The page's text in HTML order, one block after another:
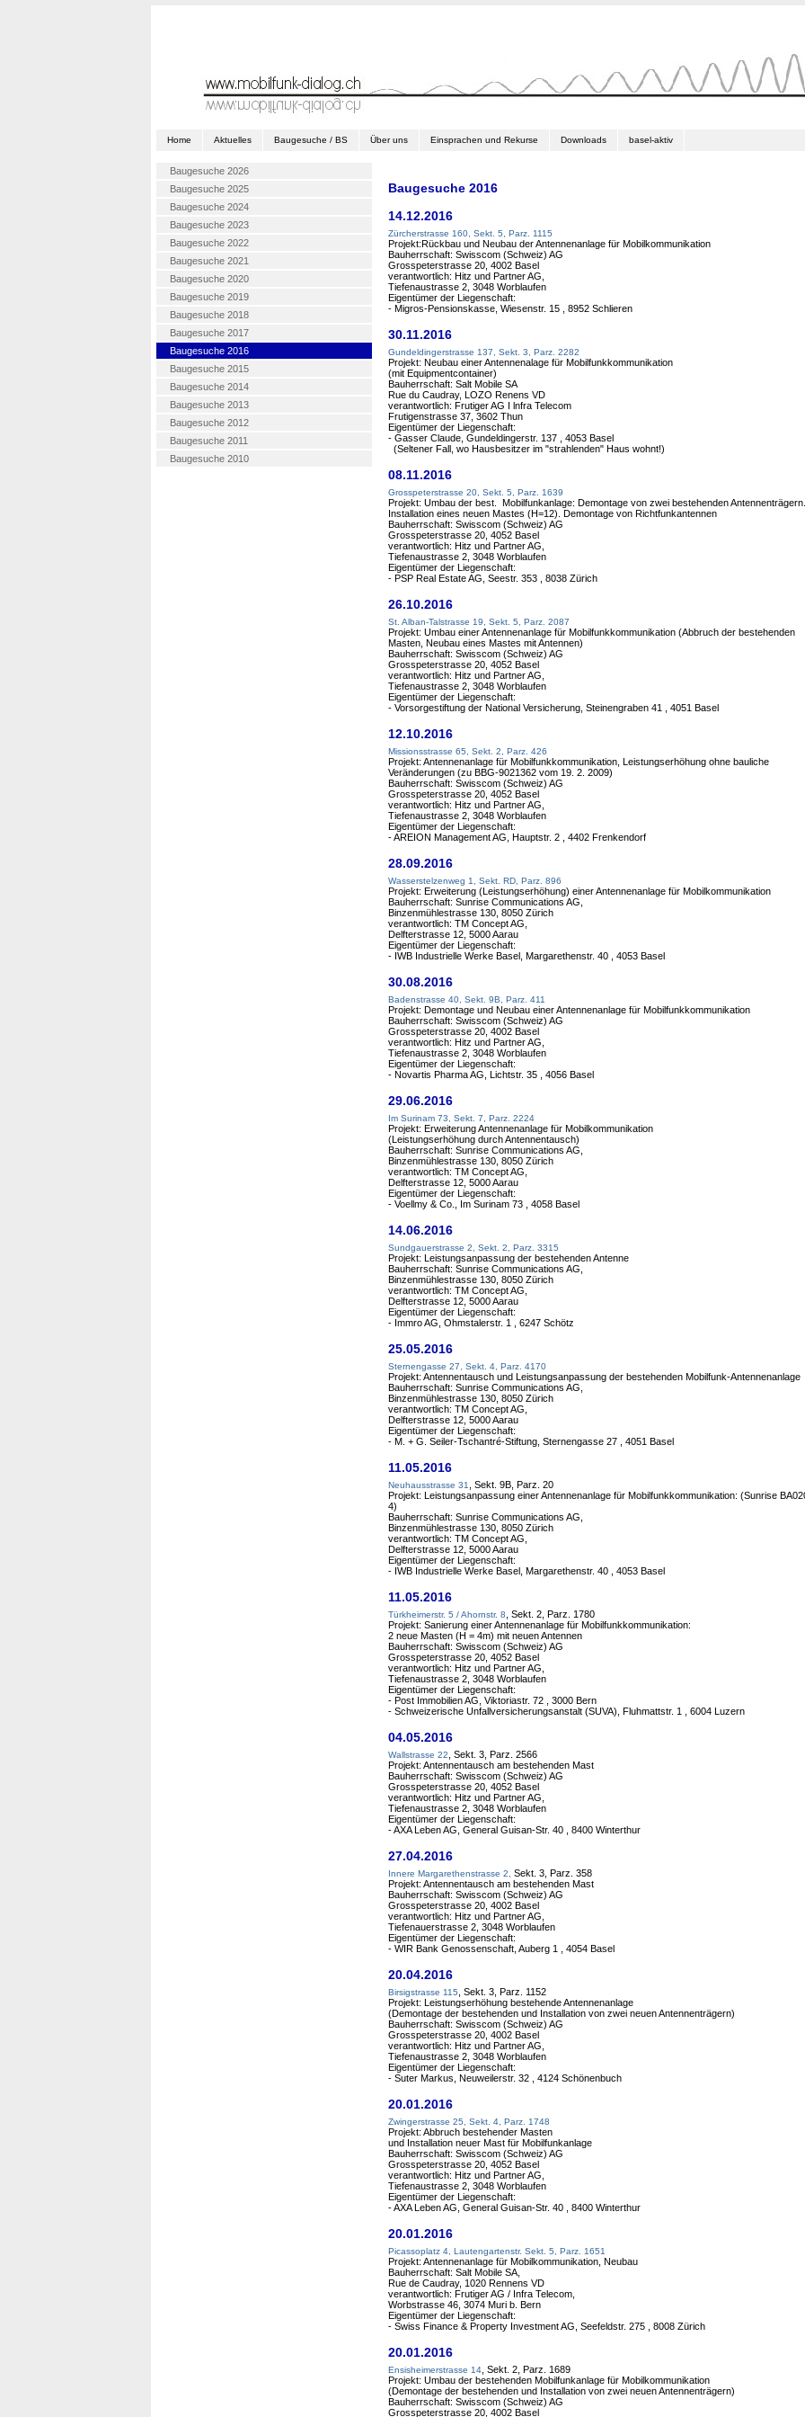
Home Aktuelles Baugesuche / BS Über uns Einsprachen und Rekurse Downloads basel-aktiv
Baugesuche 2016
14.12.2016
Zürcherstrasse 160, Sekt. 5, Parz. 1115
Projekt:Rückbau und Neubau der Antennenanlage für Mobilkommunikation
Bauherrschaft: Swisscom (Schweiz) AG
Grosspeterstrasse 20, 4002 Basel
verantwortlich: Hitz und Partner AG,
Tiefenaustrasse 2, 3048 Worblaufen
Eigentümer der Liegenschaft:
- Migros-Pensionskasse, Wiesenstr. 15 , 8952 Schlieren
30.11.2016
Gundeldingerstrasse 137, Sekt. 3, Parz. 2282
Projekt: Neubau einer Antennenalage für Mobilfunkkommunikation
(mit Equipmentcontainer)
Bauherrschaft: Salt Mobile SA
Rue du Caudray, LOZO Renens VD
verantwortlich: Frutiger AG I lnfra Telecom
Frutigenstrasse 37, 3602 Thun
Eigentümer der Liegenschaft:
- Gasser Claude, Gundeldingerstr. 137 , 4053 Basel
(Seltener Fall, wo Hausbesitzer im "strahlenden" Haus wohnt!)
08.11.2016
Grosspeterstrasse 20, Sekt. 5, Parz. 1639
Projekt: Umbau der best. Mobilfunkanlage: Demontage von zwei bestehenden Antennenträgern.
Installation eines neuen Mastes (H=12). Demontage von Richtfunkantennen
Bauherrschaft: Swisscom (Schweiz) AG
Grosspeterstrasse 20, 4052 Basel
verantwortlich: Hitz und Partner AG,
Tiefenaustrasse 2, 3048 Worblaufen
Eigentümer der Liegenschaft:
- PSP Real Estate AG, Seestr. 353 , 8038 Zürich
26.10.2016
St. Alban-Talstrasse 19, Sekt. 5, Parz. 2087
Projekt: Umbau einer Antennenanlage für Mobilfunkkommunikation (Abbruch der bestehenden
Masten, Neubau eines Mastes mit Antennen)
Bauherrschaft: Swisscom (Schweiz) AG
Grosspeterstrasse 20, 4052 Basel
verantwortlich: Hitz und Partner AG,
Tiefenaustrasse 2, 3048 Worblaufen
Eigentümer der Liegenschaft:
- Vorsorgestiftung der National Versicherung, Steinengraben 41 , 4051 Basel
12.10.2016
Missionsstrasse 65, Sekt. 2, Parz. 426
Projekt: Antennenanlage für Mobilfunkkommunikation, Leistungserhöhung ohne bauliche
Veränderungen (zu BBG-9021362 vom 19. 2. 2009)
Bauherrschaft: Swisscom (Schweiz) AG
Grosspeterstrasse 20, 4052 Basel
verantwortlich: Hitz und Partner AG,
Tiefenaustrasse 2, 3048 Worblaufen
Eigentümer der Liegenschaft:
- AREION Management AG, Hauptstr. 2 , 4402 Frenkendorf
28.09.2016
Wasserstelzenweg 1, Sekt. RD, Parz. 896
Projekt: Erweiterung (Leistungserhöhung) einer Antennenanlage für Mobilkommunikation
Bauherrschaft: Sunrise Communications AG,
Binzenmühlestrasse 130, 8050 Zürich
verantwortlich: TM Concept AG,
Delfterstrasse 12, 5000 Aarau
Eigentümer der Liegenschaft:
- IWB Industrielle Werke Basel, Margarethenstr. 40 , 4053 Basel
30.08.2016
Badenstrasse 40, Sekt. 9B, Parz. 411
Projekt: Demontage und Neubau einer Antennenanlage für Mobilfunkkommunikation
Bauherrschaft: Swisscom (Schweiz) AG
Grosspeterstrasse 20, 4002 Basel
verantwortlich: Hitz und Partner AG,
Tiefenaustrasse 2, 3048 Worblaufen
Eigentümer der Liegenschaft:
- Novartis Pharma AG, Lichtstr. 35 , 4056 Basel
29.06.2016
Im Surinam 73, Sekt. 7, Parz. 2224
Projekt: Erweiterung Antennenanlage für Mobilkommunikation
(Leistungserhöhung durch Antennentausch)
Bauherrschaft: Sunrise Communications AG,
Binzenmühlestrasse 130, 8050 Zürich
verantwortlich: TM Concept AG,
Delfterstrasse 12, 5000 Aarau
Eigentümer der Liegenschaft:
- Voellmy & Co., Im Surinam 73 , 4058 Basel
14.06.2016
Sundgauerstrasse 2, Sekt. 2, Parz. 3315
Projekt: Leistungsanpassung der bestehenden Antenne
Bauherrschaft: Sunrise Communications AG,
Binzenmühlestrasse 130, 8050 Zürich
verantwortlich: TM Concept AG,
Delfterstrasse 12, 5000 Aarau
Eigentümer der Liegenschaft:
- Immro AG, Ohmstalerstr. 1 , 6247 Schötz
25.05.2016
Sternengasse 27, Sekt. 4, Parz. 4170
Projekt: Antennentausch und Leistungsanpassung der bestehenden Mobilfunk-Antennenanlage
Bauherrschaft: Sunrise Communications AG,
Binzenmühlestrasse 130, 8050 Zürich
verantwortlich: TM Concept AG,
Delfterstrasse 12, 5000 Aarau
Eigentümer der Liegenschaft:
- M. + G. Seiler-Tschantré-Stiftung, Sternengasse 27 , 4051 Basel
11.05.2016
Neuhausstrasse 31
, Sekt. 9B, Parz. 20
Projekt: Leistungsanpassung einer Antennenanlage für Mobilfunkkommunikation: (Sunrise
4)
Bauherrschaft: Sunrise Communications AG,
Binzenmühlestrasse 130, 8050 Zürich
verantwortlich: TM Concept AG,
Delfterstrasse 12, 5000 Aarau
Eigentümer der Liegenschaft:
- IWB Industrielle Werke Basel, Margarethenstr. 40 , 4053 Basel
11.05.2016
Türkheimerstr. 5 / Ahornstr. 8
, Sekt. 2, Parz. 1780
Projekt: Sanierung einer Antennenanlage für Mobilfunkkommunikation:
2 neue Masten (H = 4m) mit neuen Antennen
Bauherrschaft: Swisscom (Schweiz) AG
Grosspeterstrasse 20, 4052 Basel
verantwortlich: Hitz und Partner AG,
Tiefenaustrasse 2, 3048 Worblaufen
Eigentümer der Liegenschaft:
- Post Immobilien AG, Viktoriastr. 72 , 3000 Bern
- Schweizerische Unfallversicherungsanstalt (SUVA), Fluhmattstr. 1 , 6004 Luzern
04.05.2016
Wallstrasse 22
, Sekt. 3, Parz. 2566
Projekt: Antennentausch am bestehenden Mast
Bauherrschaft: Swisscom (Schweiz) AG
Grosspeterstrasse 20, 4052 Basel
verantwortlich: Hitz und Partner AG,
Tiefenaustrasse 2, 3048 Worblaufen
Eigentümer der Liegenschaft:
- AXA Leben AG, General Guisan-Str. 40 , 8400 Winterthur
27.04.2016
Innere Margarethenstrasse 2,
Sekt. 3, Parz. 358
Projekt: Antennentausch am bestehenden Mast
Bauherrschaft: Swisscom (Schweiz) AG
Grosspeterstrasse 20, 4002 Basel
verantwortlich: Hitz und Partner AG,
Tiefenauerstrasse 2, 3048 Worblaufen
Eigentümer der Liegenschaft:
- WIR Bank Genossenschaft, Auberg 1 , 4054 Basel
20.04.2016
Birsigstrasse 115
, Sekt. 3, Parz. 1152
Projekt: Leistungserhöhung bestehende Antennenanlage
(Demontage der bestehenden und Installation von zwei neuen Antennenträgern)
Bauherrschaft: Swisscom (Schweiz) AG
Grosspeterstrasse 20, 4002 Basel
verantwortlich: Hitz und Partner AG,
Tiefenaustrasse 2, 3048 Worblaufen
Eigentümer der Liegenschaft:
- Suter Markus, Neuweilerstr. 32 , 4124 Schönenbuch
20.01.2016
Zwingerstrasse 25, Sekt. 4, Parz. 1748
Projekt: Abbruch bestehender Masten
und Installation neuer Mast für Mobilfunkanlage
Bauherrschaft: Swisscom (Schweiz) AG
Grosspeterstrasse 20, 4052 Basel
verantwortlich: Hitz und Partner AG,
Tiefenaustrasse 2, 3048 Worblaufen
Eigentümer der Liegenschaft:
- AXA Leben AG, General Guisan-Str. 40 , 8400 Winterthur
20.01.2016
Picassoplatz 4, Lautengartenstr. Sekt. 5, Parz. 1651
Projekt: Antennenanlage für Mobilkommunikation, Neubau
Bauherrschaft: Salt Mobile SA,
Rue de Caudray, 1020 Rennens VD
verantwortlich: Frutiger AG / Infra Telecom,
Worbstrasse 46, 3074 Muri b. Bern
Eigentümer der Liegenschaft:
- Swiss Finance & Property Investment AG, Seefeldstr. 275 , 8008 Zürich
20.01.2016
Ensisheimerstrasse 14 , Sekt. 2, Parz. 1689
Projekt: Umbau der bestehenden Mobilfunkanlage für Mobilkommunikation
(Demontage der bestehenden und Installation von zwei neuen Antennenträgern)
Bauherrschaft: Swisscom (Schweiz) AG
Grosspeterstrasse 20, 4002 Basel
Baugesuche 2026
Baugesuche 2025
Baugesuche 2024
Baugesuche 2023
Baugesuche 2022
Baugesuche 2021
Baugesuche 2020
Baugesuche 2019
Baugesuche 2018
Baugesuche 2017
Baugesuche 2016
Baugesuche 2015
Baugesuche 2014
Baugesuche 2013
Baugesuche 2012
Baugesuche 2011
Baugesuche 2010